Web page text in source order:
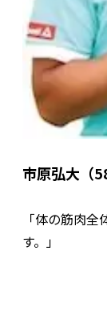
市原弘大（
「体の筋肉
す。」